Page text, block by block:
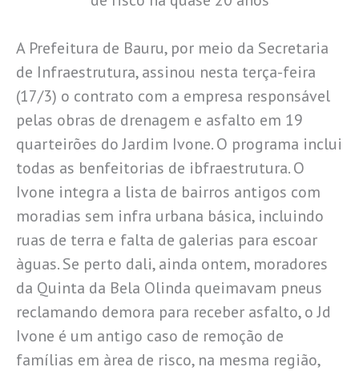
A Prefeitura de Bauru, por meio da Secretaria
de Infraestrutura, assinou nesta terça-feira
(17/3) o contrato com a empresa responsável
pelas obras de drenagem e asfalto em 19
quarteirões do Jardim Ivone. O programa inclui
todas as benfeitorias de ibfraestrutura. O
Ivone integra a lista de bairros antigos com
moradias sem infra urbana básica, incluindo
ruas de terra e falta de galerias para escoar
àguas. Se perto dali, ainda ontem, moradores
da Quinta da Bela Olinda queimavam pneus
reclamando demora para receber asfalto, o Jd
Ivone é um antigo caso de remoção de
famílias em àrea de risco, na mesma região,